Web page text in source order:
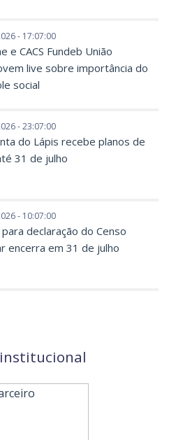
- 17:07:00
e CACS Fundeb União
live sobre importância do
social
- 23:07:00
do Lápis recebe planos de
31 de julho
- 10:07:00
declaração do Censo
encerra em 31 de julho